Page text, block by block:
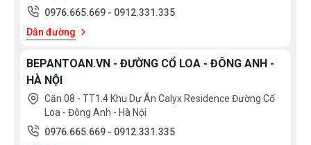
0976.665.669 - 0912.331.335
Dẫn đường
BEPANTOAN.VN - ĐƯỜNG CỔ LOA - ĐÔNG ANH -
HÀ NỘI
Căn 08 - TT1.4 Khu Dự Án Calyx Residence Đường Cổ
Loa - Đông Anh - Hà Nội
0976.665.669 - 0912.331.335